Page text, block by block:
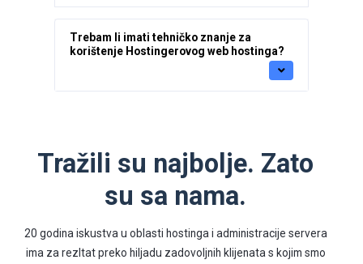
Trebam li imati tehničko znanje za
korištenje Hostingerovog web hostinga?
Tražili su najbolje. Zato
su sa nama.
20 godina iskustva u oblasti hostinga i administracije servera
ima za rezltat preko hiljadu zadovoljnih klijenata s kojim smo